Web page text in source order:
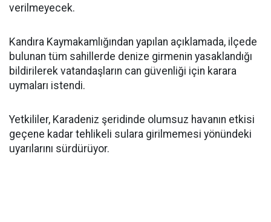
verilmeyecek.
Kandıra Kaymakamlığından yapılan açıklamada, ilçede
bulunan tüm sahillerde denize girmenin yasaklandığı
bildirilerek vatandaşların can güvenliği için karara
uymaları istendi.
Yetkililer, Karadeniz şeridinde olumsuz havanın etkisi
geçene kadar tehlikeli sulara girilmemesi yönündeki
uyarılarını sürdürüyor.